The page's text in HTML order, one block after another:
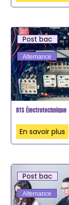
Post bac
Alternance
BTS Électrotechnique
En savoir plus
Post bac
Alternance